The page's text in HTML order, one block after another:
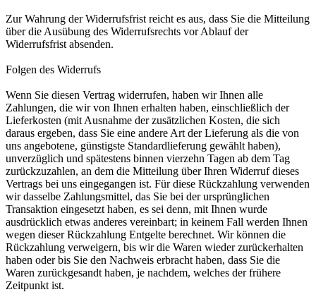
Zur Wahrung der Widerrufsfrist reicht es aus, dass Sie die Mitteilung
über die Ausübung des Widerrufsrechts vor Ablauf der
Widerrufsfrist absenden.
Folgen des Widerrufs
Wenn Sie diesen Vertrag widerrufen, haben wir Ihnen alle
Zahlungen, die wir von Ihnen erhalten haben, einschließlich der
Lieferkosten (mit Ausnahme der zusätzlichen Kosten, die sich
daraus ergeben, dass Sie eine andere Art der Lieferung als die von
uns angebotene, günstigste Standardlieferung gewählt haben),
unverzüglich und spätestens binnen vierzehn Tagen ab dem Tag
zurückzuzahlen, an dem die Mitteilung über Ihren Widerruf dieses
Vertrags bei uns eingegangen ist. Für diese Rückzahlung verwenden
wir dasselbe Zahlungsmittel, das Sie bei der ursprünglichen
Transaktion eingesetzt haben, es sei denn, mit Ihnen wurde
ausdrücklich etwas anderes vereinbart; in keinem Fall werden Ihnen
wegen dieser Rückzahlung Entgelte berechnet. Wir können die
Rückzahlung verweigern, bis wir die Waren wieder zurückerhalten
haben oder bis Sie den Nachweis erbracht haben, dass Sie die
Waren zurückgesandt haben, je nachdem, welches der frühere
Zeitpunkt ist.